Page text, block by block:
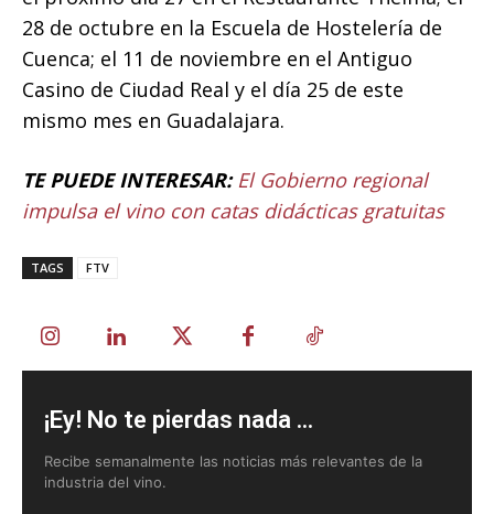
28 de octubre en la Escuela de Hostelería de
Cuenca; el 11 de noviembre en el Antiguo
Casino de Ciudad Real y el día 25 de este
mismo mes en Guadalajara.
TE PUEDE INTERESAR: El Gobierno regional
impulsa el vino con catas didácticas gratuitas
TAGS FTV
¡Ey! No te pierdas nada ...
Recibe semanalmente las noticias más relevantes de la
industria del vino.